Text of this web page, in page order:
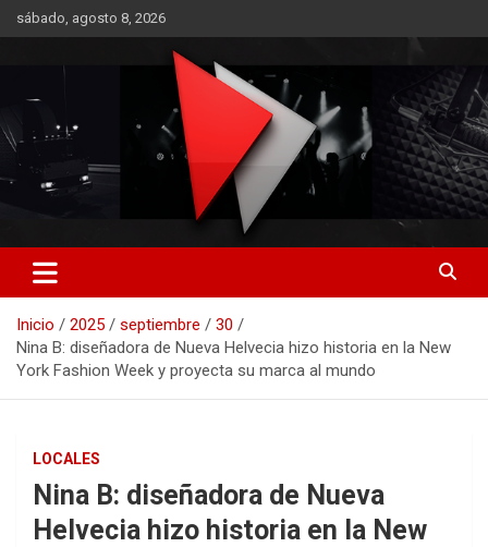
Saltar
al
sábado, agosto 8, 2026
RO CONTENIDOS
Inicio 2025 septiembre
30
Nina B: diseñadora de Nueva Helvecia hizo historia en la New
York Fashion Week y proyecta su marca al mundo
LOCALES
Nina B: diseñadora de Nueva
Helvecia hizo historia en la New